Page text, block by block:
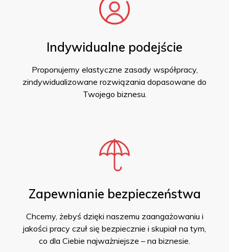
Indywidualne podejście
Proponujemy elastyczne zasady współpracy,
zindywidualizowane rozwiązania dopasowane do
Twojego biznesu.
Zapewnianie bezpieczeństwa
Chcemy, żebyś dzięki naszemu zaangażowaniu i
jakości pracy czuł się bezpiecznie i skupiał na tym,
co dla Ciebie najważniejsze – na biznesie.